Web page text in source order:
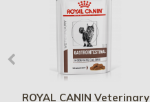
ROYAL CANIN Veterinary